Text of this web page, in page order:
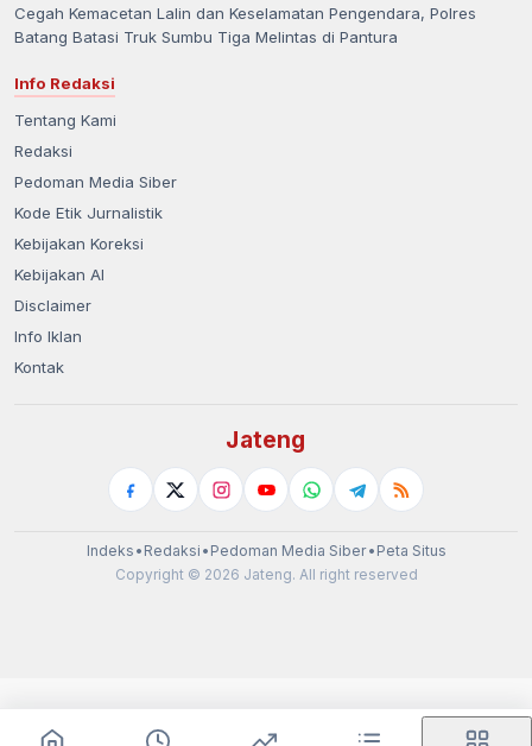
Cegah Kemacetan Lalin dan Keselamatan Pengendara, Polres
Batang Batasi Truk Sumbu Tiga Melintas di Pantura
Info Redaksi
Tentang Kami
Redaksi
Pedoman Media Siber
Kode Etik Jurnalistik
Kebijakan Koreksi
Kebijakan AI
Disclaimer
Info Iklan
Kontak
Jateng
Indeks • Redaksi • Pedoman Media Siber• Peta Situs
Copyright © 2026 Jateng. All right reserved